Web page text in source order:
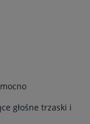
głośne trzaski i